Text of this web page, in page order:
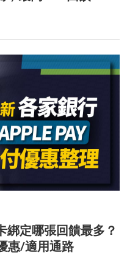
綁定哪張回饋最多？
惠/適用通路